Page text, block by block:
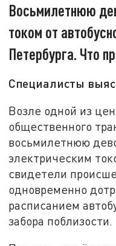
Восьмилетнюю
током от
Петербурга. Что
Специалисты
Возле одной из
общественного
восьмилетнюю
электрическим
свидетели
одновременно
расписанием
забора поблизости.